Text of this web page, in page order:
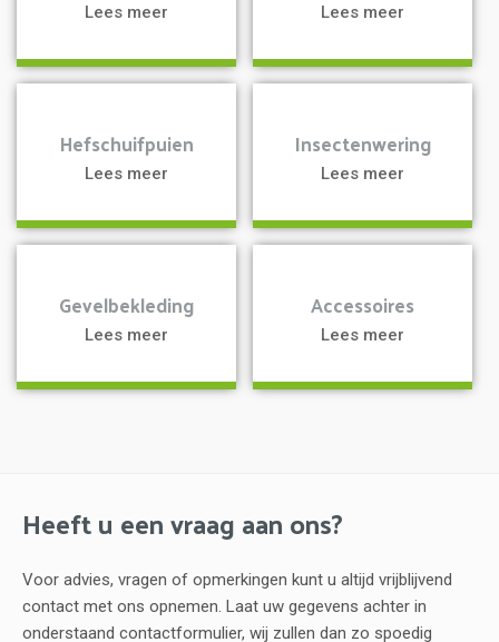
Lees meer Lees meer
Hefschuifpuien
Lees meer
Insectenwering
Lees meer
Gevelbekleding
Lees meer
Accessoires
Lees meer
Heeft u een vraag aan ons?
Voor advies, vragen of opmerkingen kunt u altijd vrijblijvend
contact met ons opnemen. Laat uw gegevens achter in
onderstaand contactformulier, wij zullen dan zo spoedig